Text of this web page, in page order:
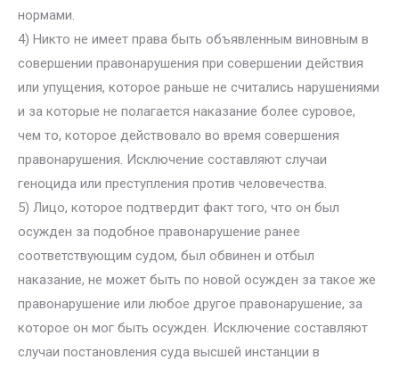
нормами.
4) Никто не имеет права быть объявленным виновным в
совершении правонарушения при совершении действия
или упущения, которое раньше не считались нарушениями
и за которые не полагается наказание более суровое,
чем то, которое действовало во время совершения
правонарушения. Исключение составляют случаи
геноцида или преступления против человечества.
5) Лицо, которое подтвердит факт того, что он был
осужден за подобное правонарушение ранее
соответствующим судом, был обвинен и отбыл
наказание, не может быть по новой осужден за такое же
правонарушение или любое другое правонарушение, за
которое он мог быть осужден. Исключение составляют
случаи постановления суда высшей инстанции в